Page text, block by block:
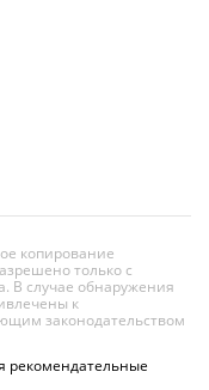
копирование
только с
В случае обнаружения
к
законодательством
рекомендательные